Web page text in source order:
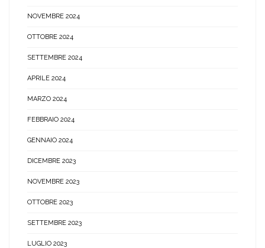
NOVEMBRE 2024
OTTOBRE 2024
SETTEMBRE 2024
APRILE 2024
MARZO 2024
FEBBRAIO 2024
GENNAIO 2024
DICEMBRE 2023
NOVEMBRE 2023
OTTOBRE 2023
SETTEMBRE 2023
LUGLIO 2023